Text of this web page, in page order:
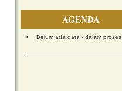
AGENDA
Belum ada data - dalam proses